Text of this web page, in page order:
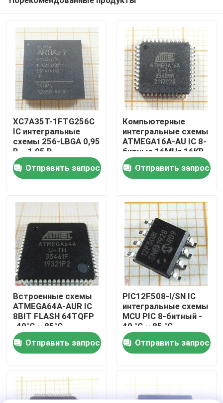
Дом
Продукты
Видео
О нас
Путешествие фабрики
Проверка качества
Свяжитесь мы
Спросите цитату
ИС интегральные схемы
XC7A35T-1FTG256C
IC интегральные
схемы 256-LBGA 0,95
В ~ 1,05 В
Отправить запрос
Компьютерные
интегральные схемы
ATMEGA16A-AU IC 8-
битные 16MHz 16KB
8K X 16 44-TQFP
Отправить запрос
Встроенные схемы
ATMEGA64A-AUR IC
8BIT FLASH 64TQFP
-40°C ~ 85°C
Отправить запрос
PIC12F508-I/SN IC
интегральные схемы
MCU PIC 8-битный -
40 °C ~ 85 °C
Отправить запрос